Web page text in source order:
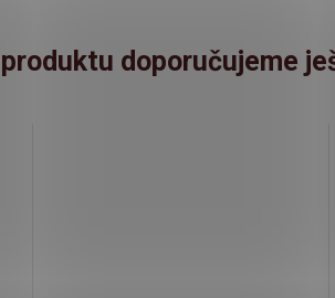
doporučujeme